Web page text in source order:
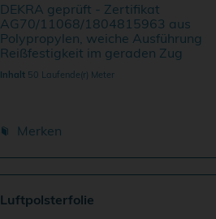
DEKRA geprüft - Zertifikat
AG70/11068/1804815963 aus
Polypropylen, weiche Ausführung
Reißfestigkeit im geraden Zug
1075 daN Anbinde- und
Kraftknoten 500 daN Gurtbreite:
Inhalt 50 Laufende(r) Meter
Merken
Luftpolsterfolie